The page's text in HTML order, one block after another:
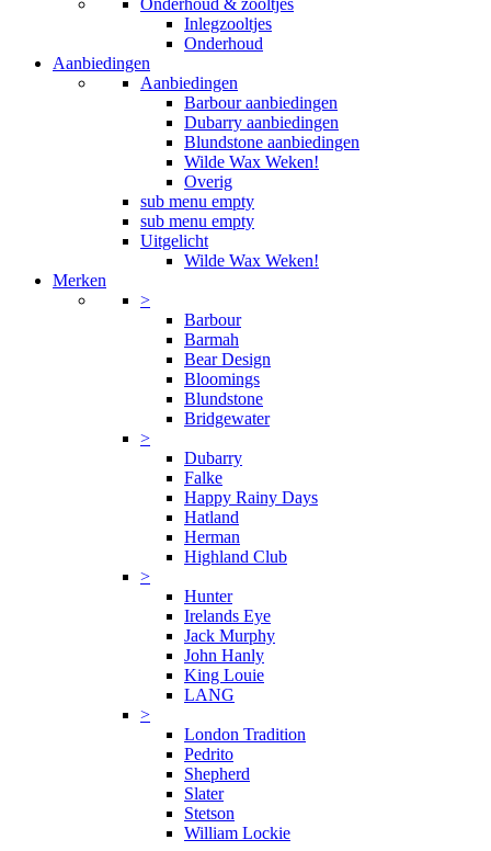
Onderhoud & zooltjes
Inlegzooltjes
Onderhoud
Aanbiedingen
Aanbiedingen
Barbour aanbiedingen
Dubarry aanbiedingen
Blundstone aanbiedingen
Wilde Wax Weken!
Overig
sub menu empty
sub menu empty
Uitgelicht
Wilde Wax Weken!
Merken
>
Barbour
Barmah
Bear Design
Bloomings
Blundstone
Bridgewater
>
Dubarry
Falke
Happy Rainy Days
Hatland
Herman
Highland Club
>
Hunter
Irelands Eye
Jack Murphy
John Hanly
King Louie
LANG
>
London Tradition
Pedrito
Shepherd
Slater
Stetson
William Lockie